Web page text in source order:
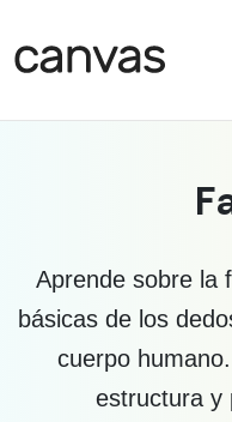
Aprende sobre la
básicas de los
cuerpo
estructura y